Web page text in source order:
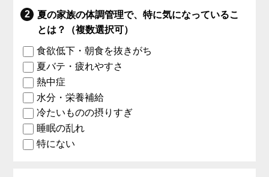
夏の家族の体調管理で、特に気になっているこ
とは？（複数選択可）
食欲低下・朝食を抜きがち
夏バテ・疲れやすさ
熱中症
水分・栄養補給
冷たいものの摂りすぎ
睡眠の乱れ
特にない